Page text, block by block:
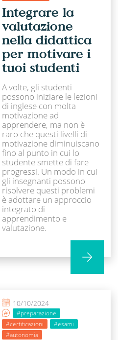
Integrare la
valutazione
nella didattica
per motivare i
tuoi studenti
A volte, gli studenti
possono iniziare le lezioni
di inglese con molta
motivazione ad
apprendere, ma non è
raro che questi livelli di
motivazione diminuiscano
fino al punto in cui lo
studente smette di fare
progressi. Un modo in cui
gli insegnanti possono
risolvere questi problemi
è adottare un approccio
integrato di
apprendimento e
valutazione.
10/10/2024
#preparazione
#certificazioni
#esami
#autonomia